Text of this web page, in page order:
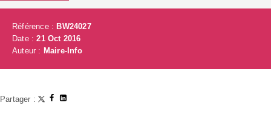
Référence :BW24027
Date :21 Oct 2016
Auteur : Maire-Info
Partager :